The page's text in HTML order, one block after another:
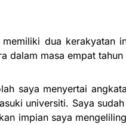
memiliki dua kerakyatan
dalam masa empat
saya menyertai
universiti. Saya
impian saya